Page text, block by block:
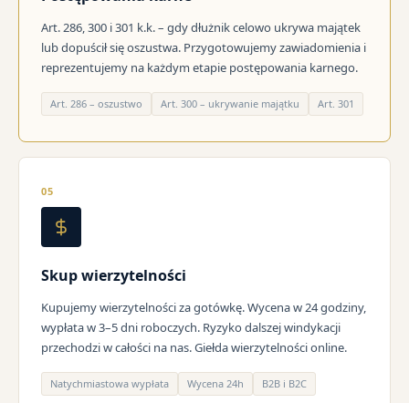
Art. 286, 300 i 301 k.k. – gdy dłużnik celowo ukrywa majątek
lub dopuścił się oszustwa. Przygotowujemy zawiadomienia i
reprezentujemy na każdym etapie postępowania karnego.
Art. 286 – oszustwo Art. 300 – ukrywanie majątku Art. 301
05
Skup wierzytelności
Kupujemy wierzytelności za gotówkę. Wycena w 24 godziny,
wypłata w 3–5 dni roboczych. Ryzyko dalszej windykacji
przechodzi w całości na nas. Giełda wierzytelności online.
Natychmiastowa wypłata Wycena 24h B2B i B2C